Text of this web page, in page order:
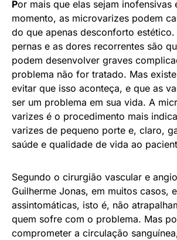
Por mais que elas sejam inofensivas
momento, as microvarizes podem
do que apenas desconforto estético.
pernas e as dores recorrentes são
podem desenvolver graves
problema não for tratado. Mas
evitar que isso aconteça, e que as
ser um problema em sua vida. A
varizes é o procedimento mais
varizes de pequeno porte e, claro,
saúde e qualidade de vida ao
Segundo o cirurgião vascular e
Guilherme Jonas, em muitos casos,
assintomáticas, isto é, não
quem sofre com o problema. Mas
comprometer a circulação